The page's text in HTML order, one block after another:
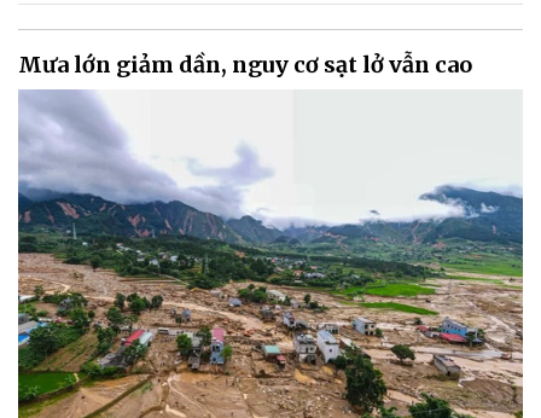
Mưa lớn giảm dần, nguy cơ sạt lở vẫn cao